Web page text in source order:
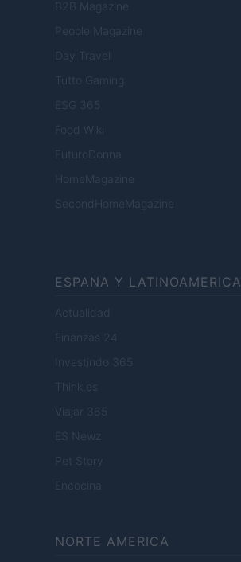
B2B Magazine
People Magazine
Day Travel
Tutto Gaming
ESG 365
Food Wiki
FuturoDonna
HomeMagazine
SecondHomeMagazine
ESPANA Y LATINOAMERICA
Actualidad
Finanzas 24
Investindo 365
Think.es
Viajar 365
ES Newz
Pet Story
Encocina
NORTE AMERICA